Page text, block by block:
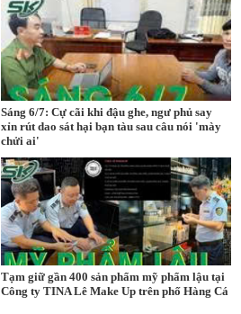
Sáng 6/7: Cự cãi khi đậu ghe, ngư phủ say
xỉn rút dao sát hại bạn tàu sau câu nói 'mày
chửi ai'
Tạm giữ gần 400 sản phẩm mỹ phẩm lậu tại
Công ty TINA Lê Make Up trên phố Hàng Cá